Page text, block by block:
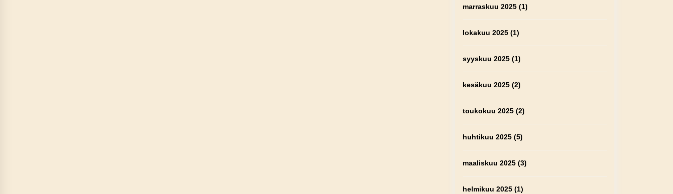
marraskuu 2025 (1)
lokakuu 2025 (1)
syyskuu 2025 (1)
kesäkuu 2025 (2)
toukokuu 2025 (2)
huhtikuu 2025 (5)
maaliskuu 2025 (3)
helmikuu 2025 (1)